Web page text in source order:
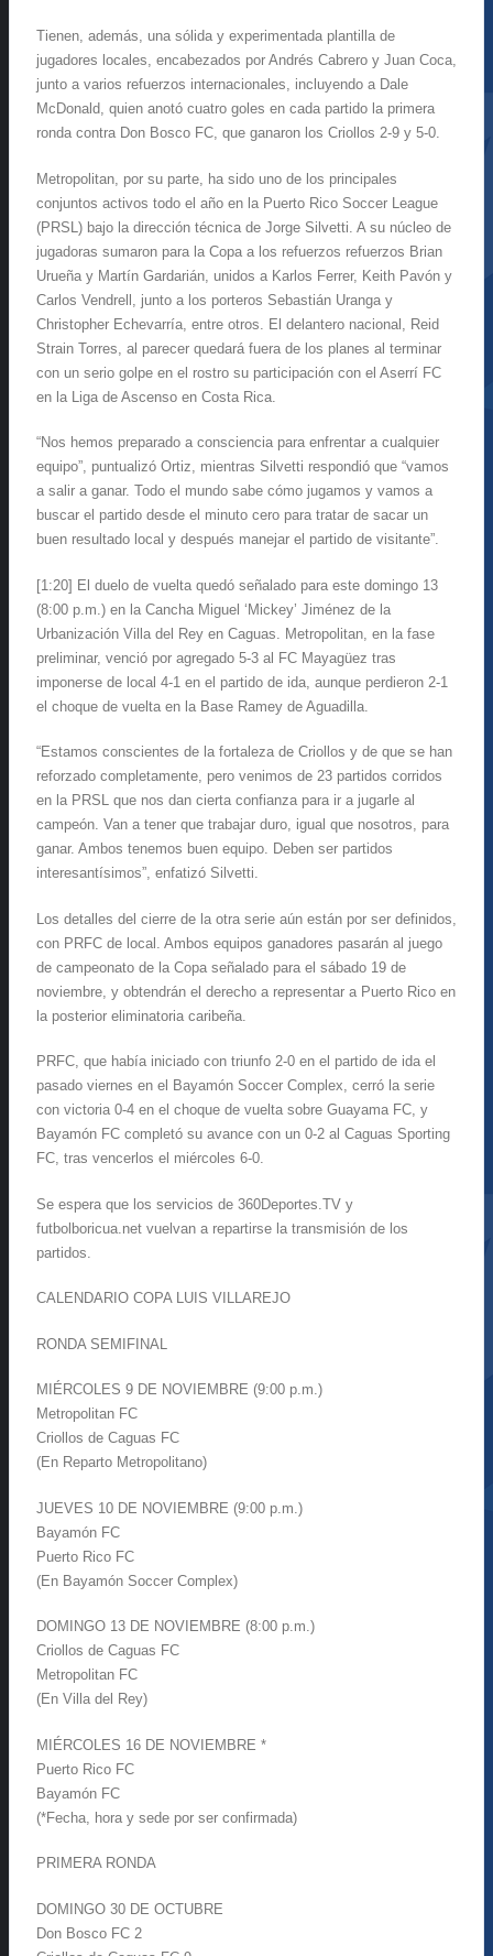
Tienen, además, una sólida y experimentada plantilla de
jugadores locales, encabezados por Andrés Cabrero y Juan Coca,
junto a varios refuerzos internacionales, incluyendo a Dale
McDonald, quien anotó cuatro goles en cada partido la primera
ronda contra Don Bosco FC, que ganaron los Criollos 2-9 y 5-0.
Metropolitan, por su parte, ha sido uno de los principales
conjuntos activos todo el año en la Puerto Rico Soccer League
(PRSL) bajo la dirección técnica de Jorge Silvetti. A su núcleo de
jugadoras sumaron para la Copa a los refuerzos refuerzos Brian
Urueña y Martín Gardarián, unidos a Karlos Ferrer, Keith Pavón y
Carlos Vendrell, junto a los porteros Sebastián Uranga y
Christopher Echevarría, entre otros. El delantero nacional, Reid
Strain Torres, al parecer quedará fuera de los planes al terminar
con un serio golpe en el rostro su participación con el Aserrí FC
en la Liga de Ascenso en Costa Rica.
“Nos hemos preparado a consciencia para enfrentar a cualquier
equipo”, puntualizó Ortiz, mientras Silvetti respondió que “vamos
a salir a ganar. Todo el mundo sabe cómo jugamos y vamos a
buscar el partido desde el minuto cero para tratar de sacar un
buen resultado local y después manejar el partido de visitante”.
[1:20] El duelo de vuelta quedó señalado para este domingo 13
(8:00 p.m.) en la Cancha Miguel ‘Mickey’ Jiménez de la
Urbanización Villa del Rey en Caguas. Metropolitan, en la fase
preliminar, venció por agregado 5-3 al FC Mayagüez tras
imponerse de local 4-1 en el partido de ida, aunque perdieron 2-1
el choque de vuelta en la Base Ramey de Aguadilla.
“Estamos conscientes de la fortaleza de Criollos y de que se han
reforzado completamente, pero venimos de 23 partidos corridos
en la PRSL que nos dan cierta confianza para ir a jugarle al
campeón. Van a tener que trabajar duro, igual que nosotros, para
ganar. Ambos tenemos buen equipo. Deben ser partidos
interesantísimos”, enfatizó Silvetti.
Los detalles del cierre de la otra serie aún están por ser definidos,
con PRFC de local. Ambos equipos ganadores pasarán al juego
de campeonato de la Copa señalado para el sábado 19 de
noviembre, y obtendrán el derecho a representar a Puerto Rico en
la posterior eliminatoria caribeña.
PRFC, que había iniciado con triunfo 2-0 en el partido de ida el
pasado viernes en el Bayamón Soccer Complex, cerró la serie
con victoria 0-4 en el choque de vuelta sobre Guayama FC, y
Bayamón FC completó su avance con un 0-2 al Caguas Sporting
FC, tras vencerlos el miércoles 6-0.
Se espera que los servicios de 360Deportes.TV y
futbolboricua.net vuelvan a repartirse la transmisión de los
partidos.
CALENDARIO COPA LUIS VILLAREJO
RONDA SEMIFINAL
MIÉRCOLES 9 DE NOVIEMBRE (9:00 p.m.)
Metropolitan FC
Criollos de Caguas FC
(En Reparto Metropolitano)
JUEVES 10 DE NOVIEMBRE (9:00 p.m.)
Bayamón FC
Puerto Rico FC
(En Bayamón Soccer Complex)
DOMINGO 13 DE NOVIEMBRE (8:00 p.m.)
Criollos de Caguas FC
Metropolitan FC
(En Villa del Rey)
MIÉRCOLES 16 DE NOVIEMBRE *
Puerto Rico FC
Bayamón FC
(*Fecha, hora y sede por ser confirmada)
PRIMERA RONDA
DOMINGO 30 DE OCTUBRE
Don Bosco FC 2